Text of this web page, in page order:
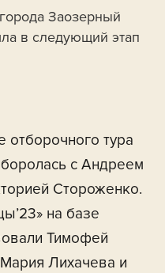
Заозерный
в следующий этап
отборочного тура
с Андреем
Стороженко.
на базе
Тимофей
Лихачева и